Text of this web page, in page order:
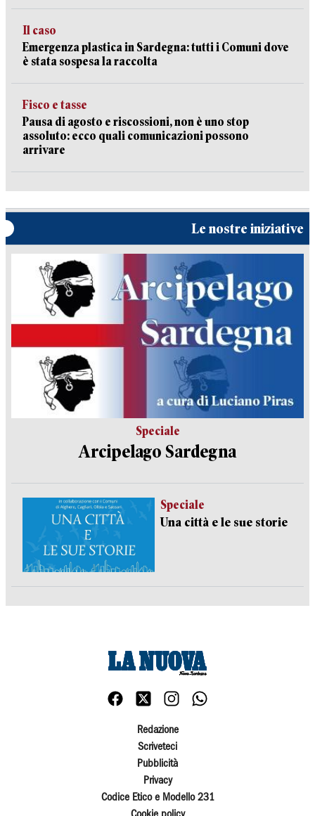
Il caso
Emergenza plastica in Sardegna: tutti i Comuni dove
è stata sospesa la raccolta
Fisco e tasse
Pausa di agosto e riscossioni, non è uno stop
assoluto: ecco quali comunicazioni possono
arrivare
Le nostre iniziative
Speciale
Arcipelago Sardegna
Speciale
Una città e le sue storie
Redazione
Scriveteci
Pubblicità
Privacy
Codice Etico e Modello 231